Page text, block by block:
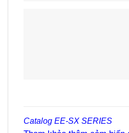
Catalog EE-SX SERIES